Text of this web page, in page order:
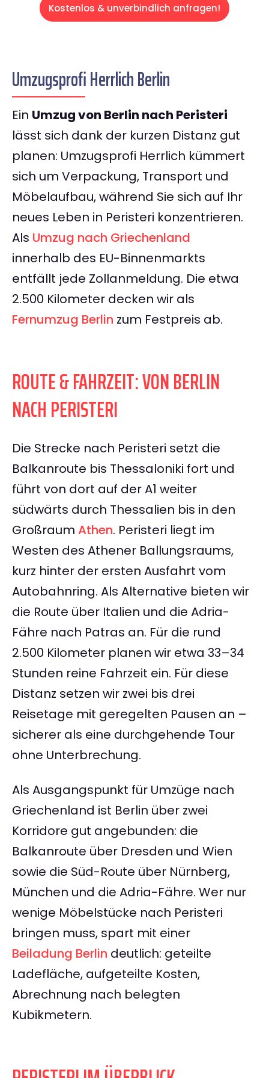
Kostenlos & unverbindlich anfragen!
Umzugsprofi Herrlich Berlin
Ein Umzug von Berlin nach Peristeri
lässt sich dank der kurzen Distanz gut
planen: Umzugsprofi Herrlich kümmert
sich um Verpackung, Transport und
Möbelaufbau, während Sie sich auf Ihr
neues Leben in Peristeri konzentrieren.
Als Umzug nach Griechenland
innerhalb des EU-Binnenmarkts
entfällt jede Zollanmeldung. Die etwa
2.500 Kilometer decken wir als
Fernumzug Berlin zum Festpreis ab.
ROUTE & FAHRZEIT: VON BERLIN
NACH PERISTERI
Die Strecke nach Peristeri setzt die
Balkanroute bis Thessaloniki fort und
führt von dort auf der A1 weiter
südwärts durch Thessalien bis in den
Großraum Athen. Peristeri liegt im
Westen des Athener Ballungsraums,
kurz hinter der ersten Ausfahrt vom
Autobahnring. Als Alternative bieten wir
die Route über Italien und die Adria-
Fähre nach Patras an. Für die rund
2.500 Kilometer planen wir etwa 33–34
Stunden reine Fahrzeit ein. Für diese
Distanz setzen wir zwei bis drei
Reisetage mit geregelten Pausen an –
sicherer als eine durchgehende Tour
ohne Unterbrechung.
Als Ausgangspunkt für Umzüge nach
Griechenland ist Berlin über zwei
Korridore gut angebunden: die
Balkanroute über Dresden und Wien
sowie die Süd-Route über Nürnberg,
München und die Adria-Fähre. Wer nur
wenige Möbelstücke nach Peristeri
bringen muss, spart mit einer
Beiladung Berlin deutlich: geteilte
Ladefläche, aufgeteilte Kosten,
Abrechnung nach belegten
Kubikmetern.